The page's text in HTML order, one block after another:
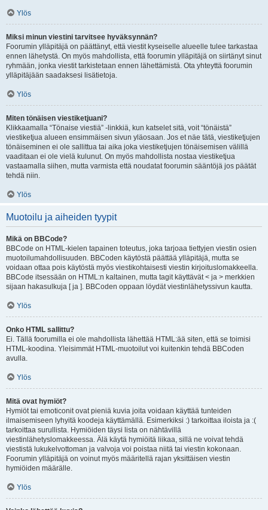
Ylös
Miksi minun viestini tarvitsee hyväksynnän?
Foorumin ylläpitäjä on päättänyt, että viestit kyseiselle alueelle tulee tarkastaa
ennen lähetystä. On myös mahdollista, että foorumin ylläpitäjä on siirtänyt sinut
ryhmään, jonka viestit tarkistetaan ennen lähettämistä. Ota yhteyttä foorumin
ylläpitäjään saadaksesi lisätietoja.
Ylös
Miten tönäisen viestiketjuani?
Klikkaamalla “Tönaise viestiä” -linkkiä, kun katselet sitä, voit “tönäistä”
viestiketjua alueen ensimmäisen sivun yläosaan. Jos et näe tätä, viestiketjujen
tönäiseminen ei ole sallittua tai aika joka viestiketjujen tönäisemisen välillä
vaaditaan ei ole vielä kulunut. On myös mahdollista nostaa viestiketjua
vastaamalla siihen, mutta varmista että noudatat foorumin sääntöjä jos päätät
tehdä niin.
Ylös
Muotoilu ja aiheiden tyypit
Mikä on BBCode?
BBCode on HTML-kielen tapainen toteutus, joka tarjoaa tiettyjen viestin osien
muotoilumahdollisuuden. BBCoden käytöstä päättää ylläpitäjä, mutta se
voidaan ottaa pois käytöstä myös viestikohtaisesti viestin kirjoituslomakkeella.
BBCode itsessään on HTML:n kaltainen, mutta tagit käyttävät < ja > merkkien
sijaan hakasulkuja [ ja ]. BBCoden oppaan löydät viestinlähetyssivun kautta.
Ylös
Onko HTML sallittu?
Ei. Tällä foorumilla ei ole mahdollista lähettää HTML:ää siten, että se toimisi
HTML-koodina. Yleisimmät HTML-muotoilut voi kuitenkin tehdä BBCoden
avulla.
Ylös
Mitä ovat hymiöt?
Hymiöt tai emoticonit ovat pieniä kuvia joita voidaan käyttää tunteiden
ilmaisemiseen lyhyitä koodeja käyttämällä. Esimerkiksi :) tarkoittaa iloista ja :(
tarkoittaa surullista. Hymiöiden täysi lista on nähtävillä
viestinlähetyslomakkeessa. Älä käytä hymiöitä liikaa, sillä ne voivat tehdä
viestistä lukukelvottoman ja valvoja voi poistaa niitä tai viestin kokonaan.
Foorumin ylläpitäjä on voinut myös määritellä rajan yksittäisen viestin
hymiöiden määrälle.
Ylös